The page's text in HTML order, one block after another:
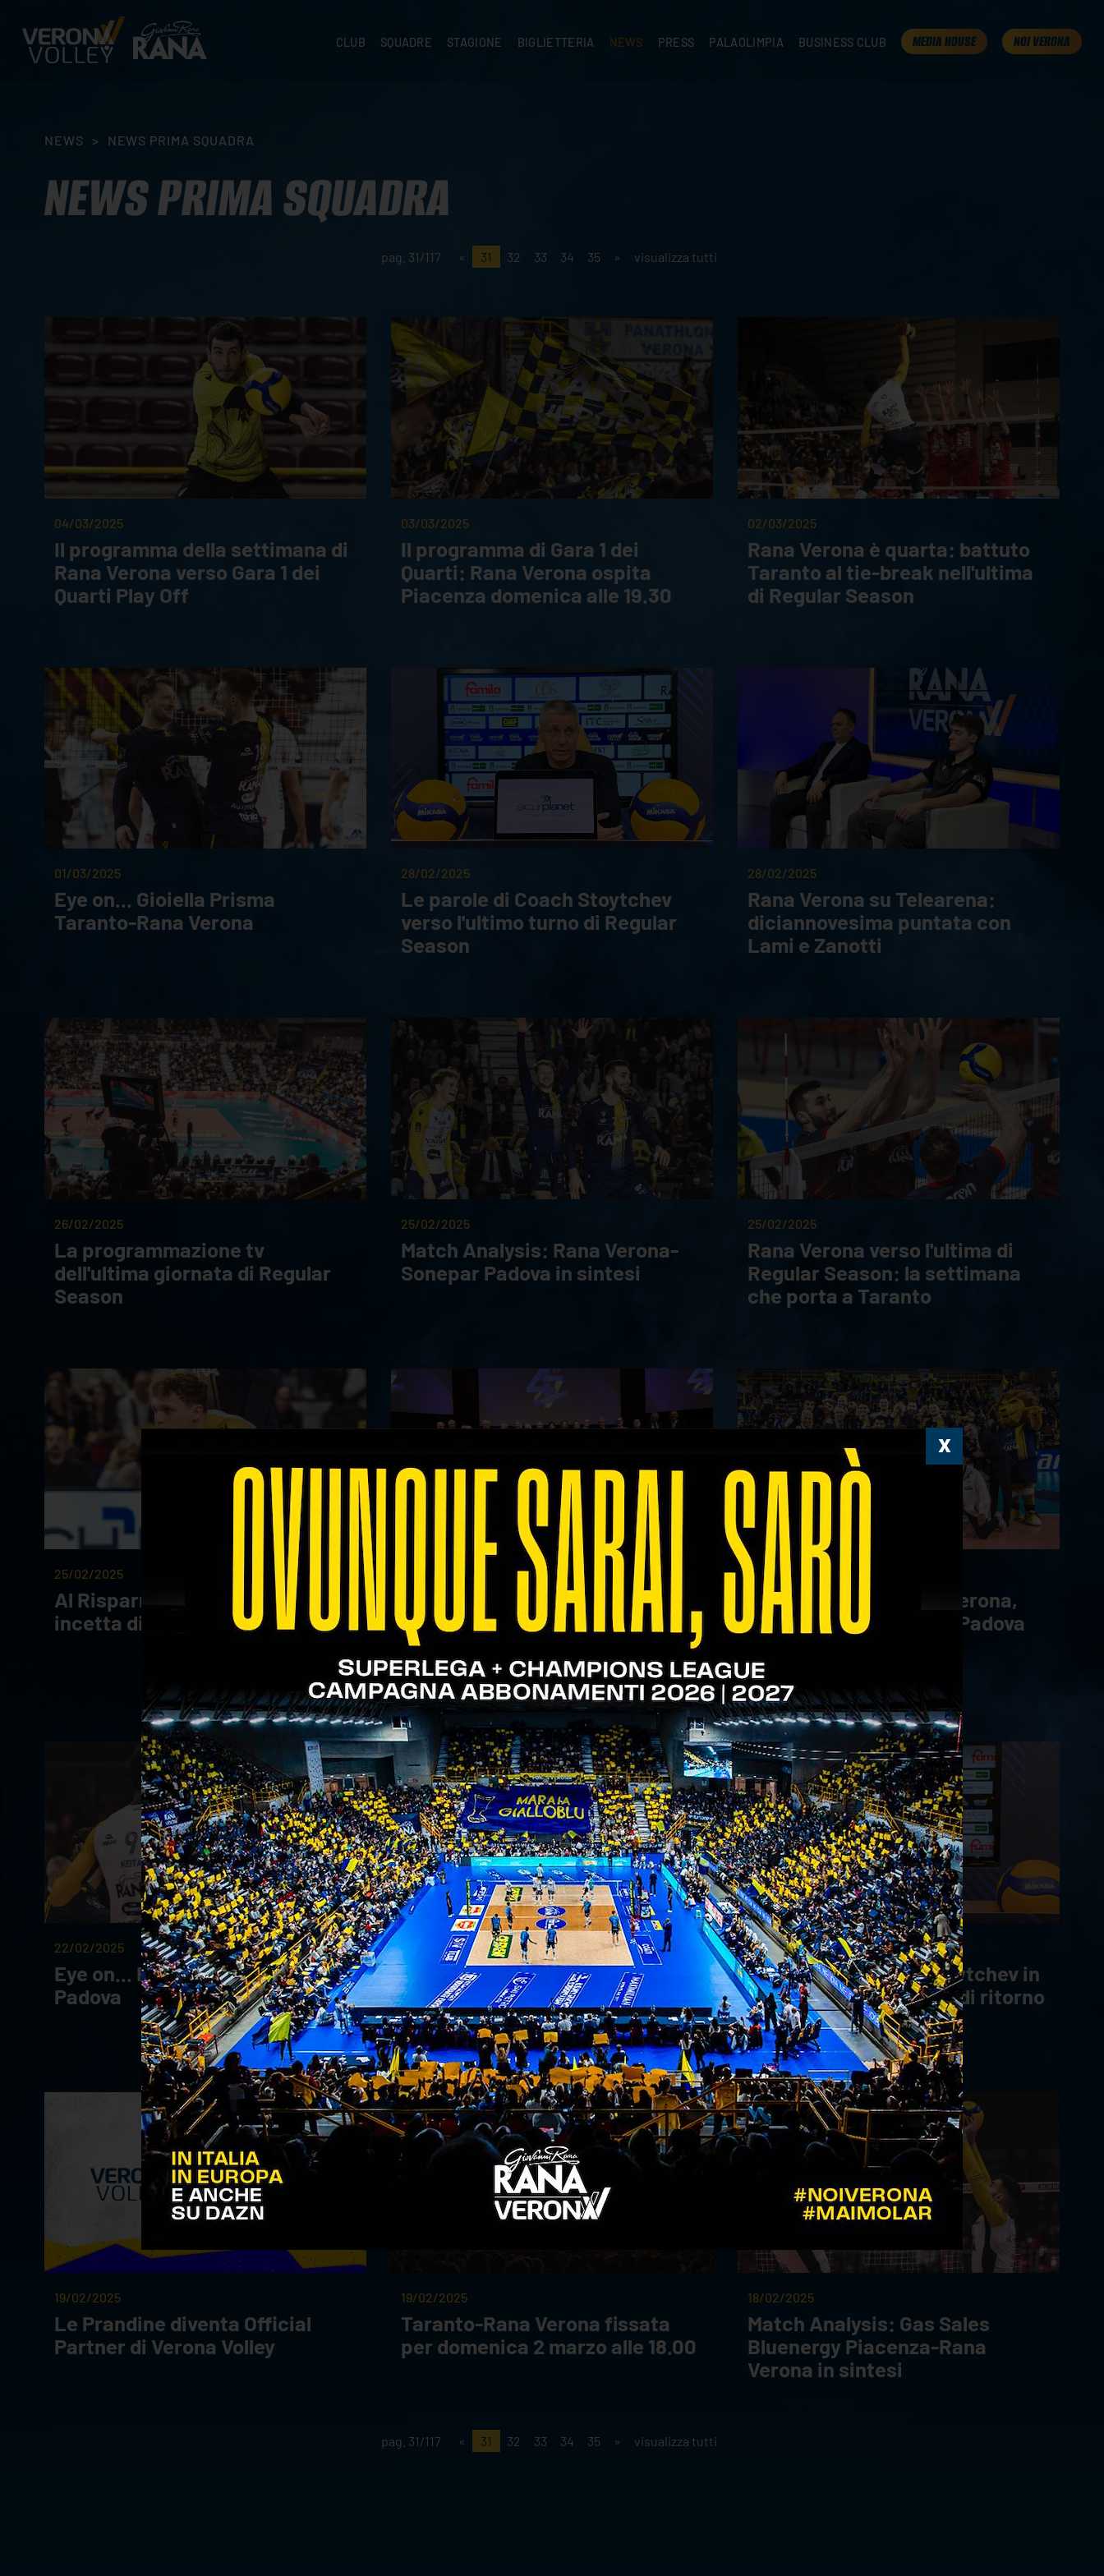
CLUB SQUADRE STAGIONE BIGLIETTERIA NEWS PRESS PALAOLIMPIA BUSINESS CLUB MEDIA HOUSE NOI VERONA
NEWS > NEWS PRIMA SQUADRA
NEWS PRIMA SQUADRA
pag. 31/117 « 31 32 33 34 35 » visualizza tutti
04/03/2025
Il programma della settimana di
Rana Verona verso Gara 1 dei
Quarti Play Off
03/03/2025
Il programma di Gara 1 dei
Quarti: Rana Verona ospita
Piacenza domenica alle 19.30
02/03/2025
Rana Verona è quarta: battuto
Taranto al tie-break nell'ultima
di Regular Season
01/03/2025
Eye on... Gioiella Prisma
Taranto-Rana Verona
28/02/2025
Le parole di Coach Stoytchev
verso l'ultimo turno di Regular
Season
28/02/2025
Rana Verona su Telearena:
diciannovesima puntata con
Lami e Zanotti
26/02/2025
La programmazione tv
dell'ultima giornata di Regular
Season
25/02/2025
Match Analysis: Rana Verona-
Sonepar Padova in sintesi
25/02/2025
Rana Verona verso l'ultima di
Regular Season: la settimana
che porta a Taranto
25/02/2025
Al Risparmio Noi Verona Cup:
incetta di voti per Bonisoli
24/02/2025
Complimenti a Manfredi per la
conferma da presidente FIPAV e
a Bianchini per l'elezione nel
Consiglio Federale
23/02/2025
Terza di fila per Rana Verona,
che fa suo il derby con Padova
22/02/2025
Eye on... Rana Verona-Sonepar
Padova
21/02/2025
Rana Verona su Telearena:
diciottesima puntata con Totolo
e Jensen
21/02/2025
Le parole di Coach Stoytchev in
vista del decimo turno di ritorno
contro Padova
19/02/2025
Le Prandine diventa Official
Partner di Verona Volley
19/02/2025
Taranto-Rana Verona fissata
per domenica 2 marzo alle 18.00
18/02/2025
Match Analysis: Gas Sales
Bluenergy Piacenza-Rana
Verona in sintesi
pag. 31/117 « 31 32 33 34 35 » visualizza tutti